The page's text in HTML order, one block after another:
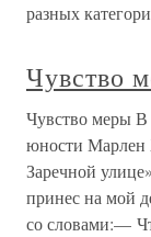
разных
Чувство
Чувство меры В
юности Марлен
Заречной
принес на мой
со словами:—